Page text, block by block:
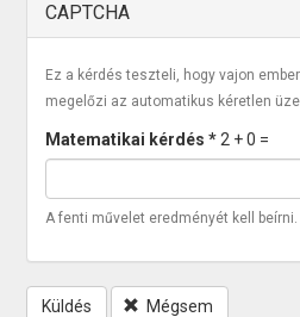
CAPTCHA
Ez a kérdés teszteli, hogy vajon
megelőzi az automatikus kéretlen
Matematikai kérdés* 2 + 0 =
A fenti művelet eredményét kell
Küldés Mégsem